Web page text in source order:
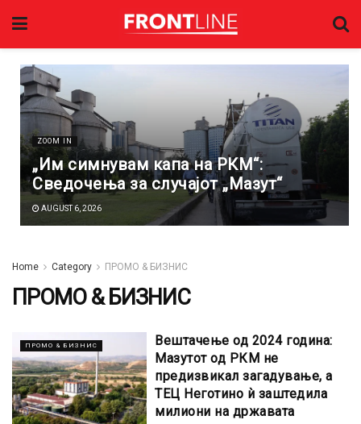
ZOOM IN
„Им симнувам капа на РКМ“:
Сведочења за случајот „Мазут“
AUGUST 6, 2026
Home Category ПРОМО & БИЗНИС
ПРОМО & БИЗНИС
ПРОМО & БИЗНИС
Вештачење од 2024 година:
Мазутот од РКМ не
предизвикал загадување, а
ТЕЦ Неготино ѝ заштедила
милиони на државата